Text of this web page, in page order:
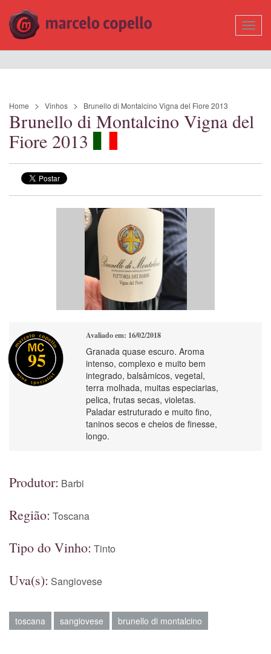
Home Vinhos Brunello di Montalcino Vigna del Fiore 2013
Brunello di Montalcino Vigna del
Fiore 2013
95
Avaliado em: 16/02/2018
Granada quase escuro. Aroma
intenso, complexo e muito bem
integrado, balsâmicos, vegetal,
terra molhada, muitas especiarias,
pelica, frutas secas, violetas.
Paladar estruturado e muito fino,
taninos secos e cheios de finesse,
longo.
Produtor: Barbi
Região: Toscana
Tipo do Vinho: Tinto
Uva(s): Sangiovese
toscana sangiovese brunello di montalcino